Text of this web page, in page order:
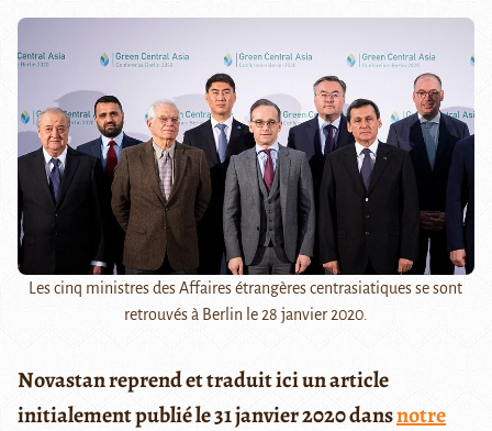
Les cinq ministres des Affaires étrangères centrasiatiques se sont
retrouvés à Berlin le 28 janvier 2020.
Novastan reprend et traduit ici un article
initialement publié le 31 janvier 2020 dansnotre